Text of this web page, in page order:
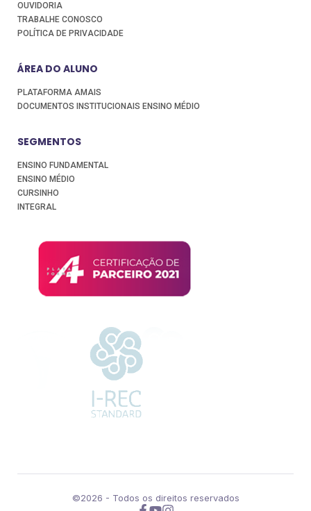
OUVIDORIA
TRABALHE CONOSCO
POLÍTICA DE PRIVACIDADE
ÁREA DO ALUNO
PLATAFORMA AMAIS
DOCUMENTOS INSTITUCIONAIS ENSINO MÉDIO
SEGMENTOS
ENSINO FUNDAMENTAL
ENSINO MÉDIO
CURSINHO
INTEGRAL
©2026 - Todos os direitos reservados